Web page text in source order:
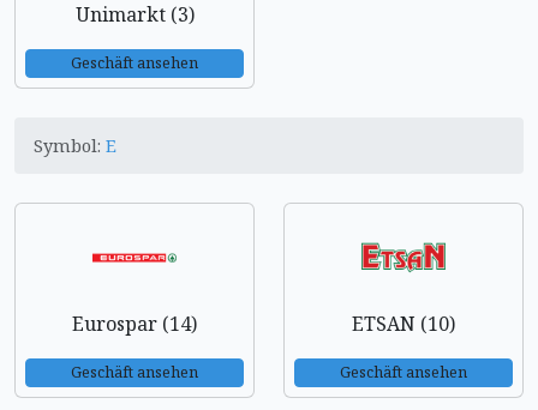
Unimarkt (3)
Geschäft ansehen
Symbol: E
Eurospar (14)
Geschäft ansehen
ETSAN (10)
Geschäft ansehen